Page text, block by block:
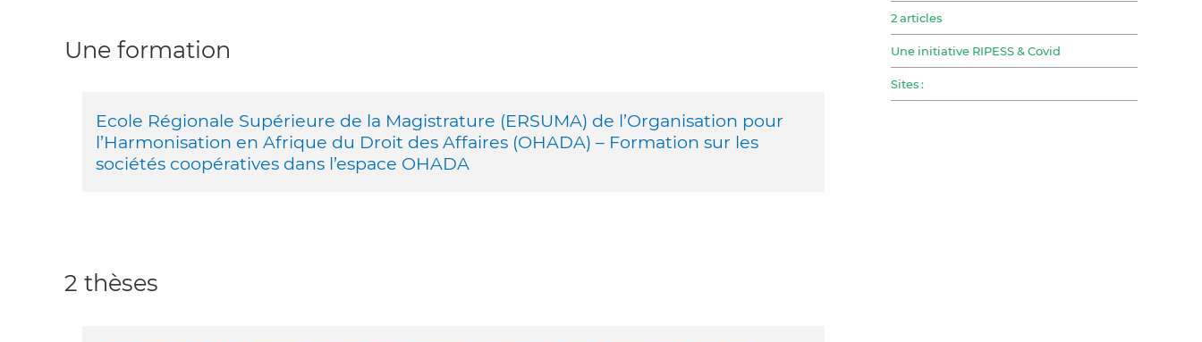
2 articles
Une initiative RIPESS & Covid
Sites :
Une formation
Ecole Régionale Supérieure de la Magistrature (ERSUMA) de l’Organisation pour
l’Harmonisation en Afrique du Droit des Affaires (OHADA) – Formation sur les
sociétés coopératives dans l’espace OHADA
2 thèses